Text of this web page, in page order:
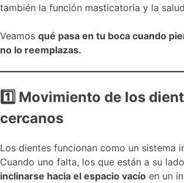
también la función masticatoria y la
Veamos qué pasa en tu boca cuando
no lo reemplazas.
1 Movimiento de los
cercanos
Los dientes funcionan como un sistema
Cuando uno falta, los que están a su lado
inclinarse hacia el espacio vacío en un